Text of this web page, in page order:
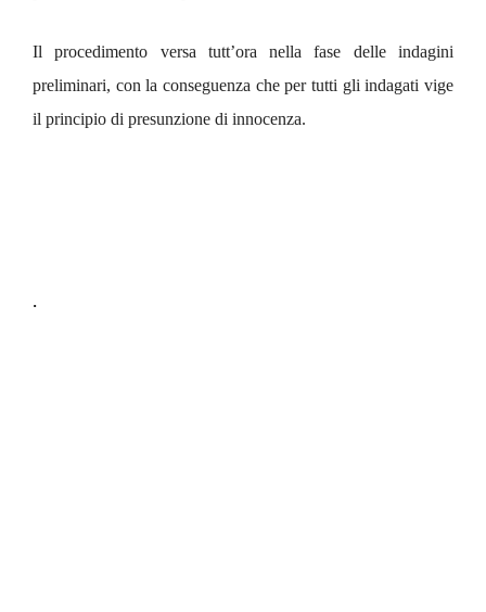
Il procedimento versa tutt’ora nella fase delle indagini
preliminari, con la conseguenza che per tutti gli indagati vige
il principio di presunzione di innocenza.
.